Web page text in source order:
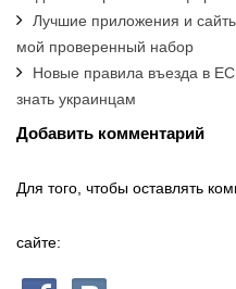
Лучшие приложения и
мой проверенный набор
Новые правила въезда в
знать украинцам
Добавить комментарий
Для того, чтобы оставлять
сайте: